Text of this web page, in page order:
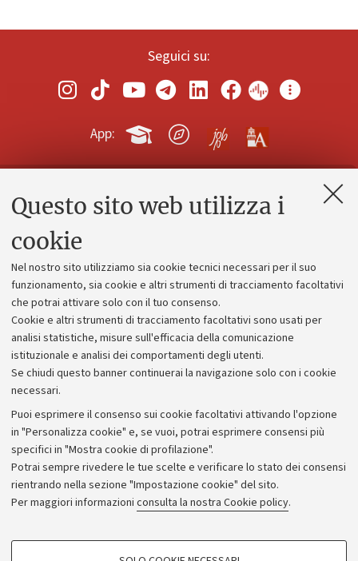
Questo sito web utilizza i
cookie
Nel nostro sito utilizziamo sia cookie tecnici necessari per il suo
funzionamento, sia cookie e altri strumenti di tracciamento facoltativi
che potrai attivare solo con il tuo consenso.
Cookie e altri strumenti di tracciamento facoltativi sono usati per
analisi statistiche, misure sull'efficacia della comunicazione
istituzionale e analisi dei comportamenti degli utenti.
Se chiudi questo banner continuerai la navigazione solo con i cookie
necessari.
Puoi esprimere il consenso sui cookie facoltativi attivando l'opzione
in "Personalizza cookie" e, se vuoi, potrai esprimere consensi più
specifici in "Mostra cookie di profilazione".
Potrai sempre rivedere le tue scelte e verificare lo stato dei consensi
rientrando nella sezione "Impostazione cookie" del sito.
Per maggiori informazioni consulta la nostra Cookie policy.
COOKIE DI PROFILAZIONE - FACOLTATIVI
Seguici su:
App:
Contatti e PEC
Alumni community
Piano strategico
Bilanci
Donazioni e 5x1000
Bandi, gare e concorsi
Albo online
Amministrazione trasparente
Atti di notifica
Informazioni sul sito e accessibilità
Dichiarazione di accessibilità